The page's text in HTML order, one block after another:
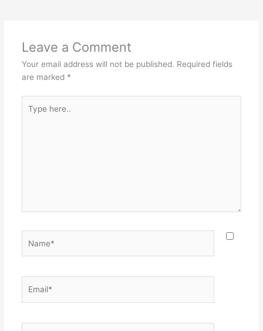
Leave a Comment
Your email address will not be published. Required fields
are marked *
here..